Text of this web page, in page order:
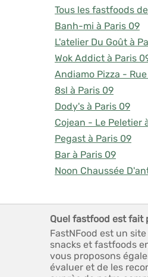
Tous les fastfoods
Banh-mi à Paris 09
L'atelier Du Goût à
Wok Addict à Paris
Andiamo Pizza -
8sl à Paris 09
Dody's à Paris 09
Cojean - Le Peletier
Pegast à Paris 09
Bar à Paris 09
Noon Chaussée
Quel fastfood est fait
FastNFood est un
snacks et fastfoods
vous proposons
évaluer et de les